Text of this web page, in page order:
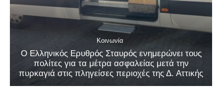
Κοινωνία
Ο Ελληνικός Ερυθρός Σταυρός ενημερώνει τους
πολίτες για τα μέτρα ασφαλείας μετά την
πυρκαγιά στις πληγείσες περιοχές της Δ. Αττικής